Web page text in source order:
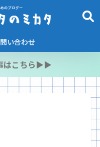
い合わせ
はこちら▶︎▶︎